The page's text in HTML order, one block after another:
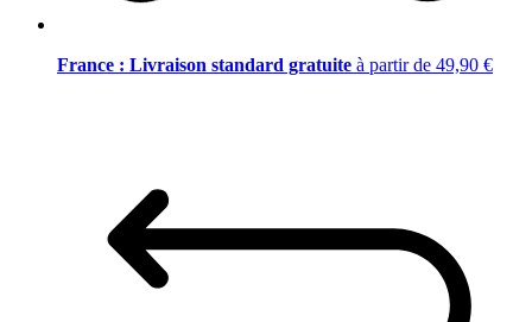
France : Livraison standard gratuite à partir de 49,90 €